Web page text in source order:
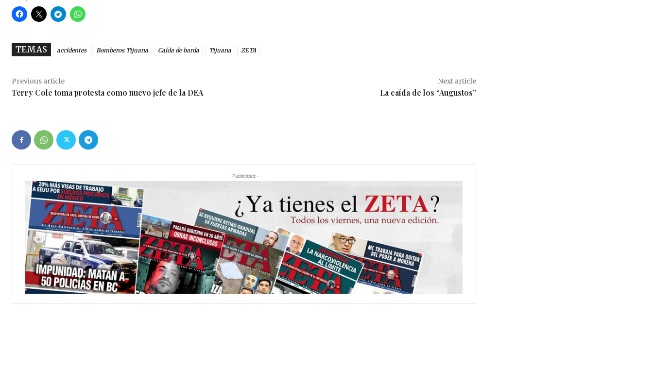
TEMAS accidentes Bomberos Tijuana Caída de barda Tijuana ZETA
Previous article
Terry Cole toma protesta como nuevo jefe de la DEA
Next article
La caída de los “Augustos”
- Publicidad -